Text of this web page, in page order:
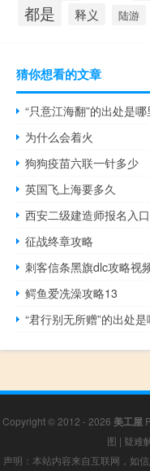
都是 释义 陆游
猜你想看的文章
“只意江海翻”的出处是哪
为什么会着火
狗狗疫苗六联一针多少
英国飞上海要多久
西安二级建造师报名入
征战终章攻略
刺客信条黑旗dlc攻略视
鳄鱼爱冼澡攻略13
“君行别无所赠”的出处是
Copyright © 2012 - 2026 美工屋
图 | 疑难
声明：本站内容来自互联网，如